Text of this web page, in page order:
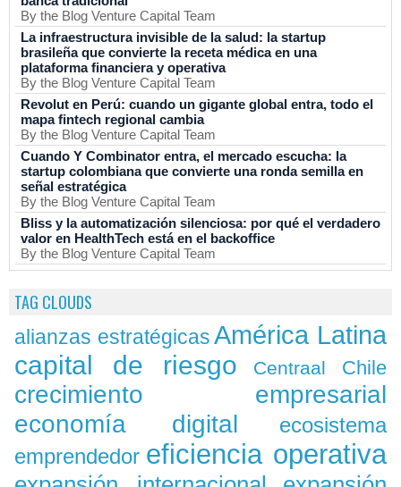
By the Blog Venture Capital Team
La infraestructura invisible de la salud: la startup
brasileña que convierte la receta médica en una
plataforma financiera y operativa
By the Blog Venture Capital Team
Revolut en Perú: cuando un gigante global entra, todo el
mapa fintech regional cambia
By the Blog Venture Capital Team
Cuando Y Combinator entra, el mercado escucha: la
startup colombiana que convierte una ronda semilla en
señal estratégica
By the Blog Venture Capital Team
Bliss y la automatización silenciosa: por qué el verdadero
valor en HealthTech está en el backoffice
By the Blog Venture Capital Team
TAG CLOUDS
alianzas estratégicas América Latina
capital de riesgo Centraal Chile
crecimiento empresarial
economía digital
ecosistema
emprendedor eficiencia operativa